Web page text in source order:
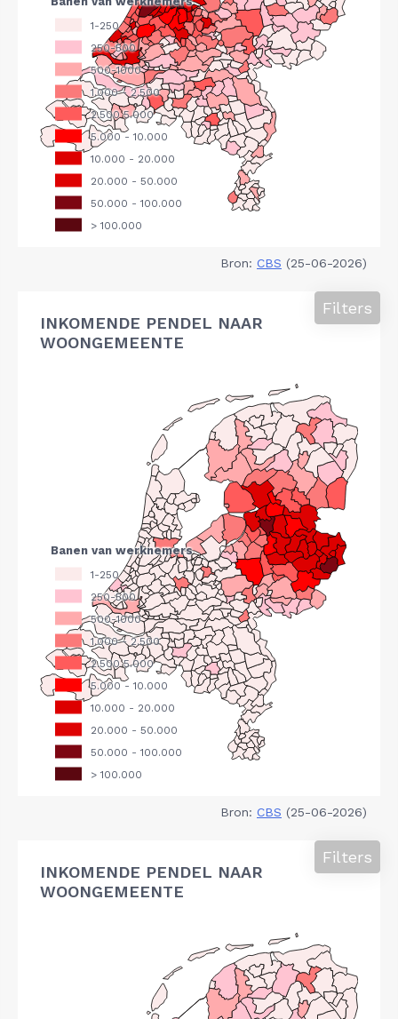
Bron: CBS (25-06-2026)
INKOMENDE PENDEL NAAR
WOONGEMEENTE
Filters
Bron: CBS (25-06-2026)
INKOMENDE PENDEL NAAR
WOONGEMEENTE
Filters